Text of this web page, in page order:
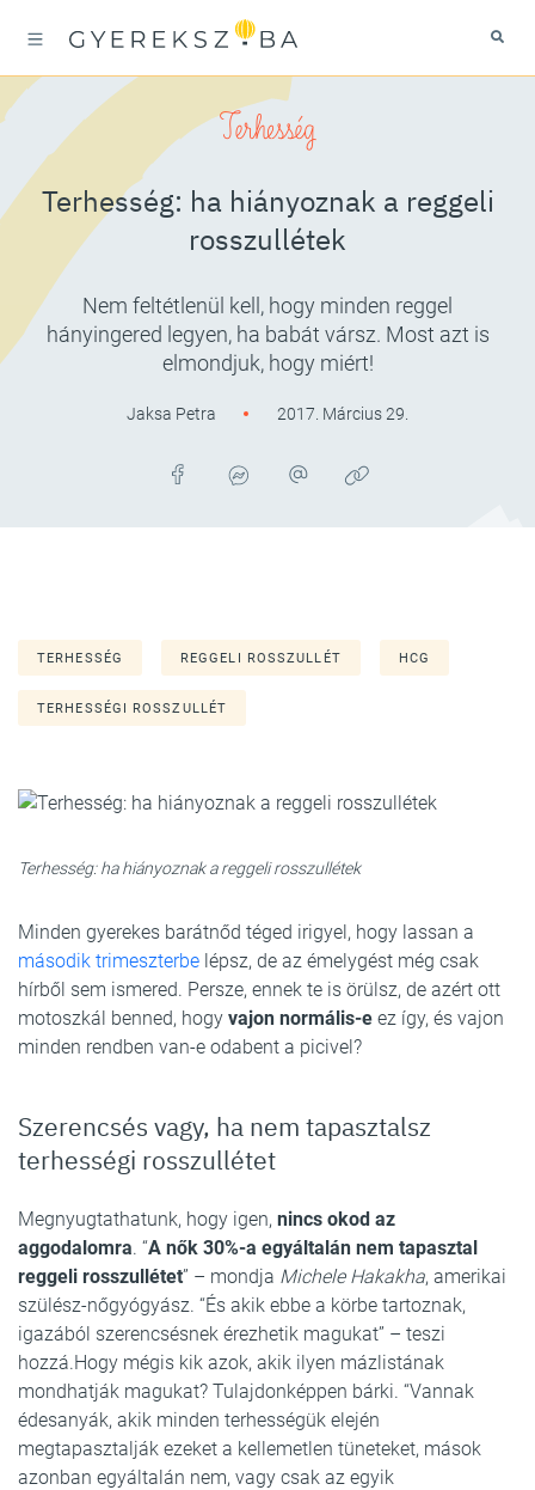
Terhesség
Terhesség: ha hiányoznak a reggeli
rosszullétek
Nem feltétlenül kell, hogy minden reggel
hányingered legyen, ha babát vársz. Most azt is
elmondjuk, hogy miért!
Jaksa Petra 2017. Március 29.
TERHESSÉG REGGELI ROSSZULLÉT HCG
TERHESSÉGI ROSSZULLÉT
Terhesség: ha hiányoznak a reggeli rosszullétek
Minden gyerekes barátnőd téged irigyel, hogy lassan a
második trimeszterbe lépsz, de az émelygést még csak
hírből sem ismered. Persze, ennek te is örülsz, de azért ott
motoszkál benned, hogy vajon normális-e ez így, és vajon
minden rendben van-e odabent a picivel?
Szerencsés vagy, ha nem tapasztalsz
terhességi rosszullétet
Megnyugtathatunk, hogy igen, nincs okod az
aggodalomra. “A nők 30%-a egyáltalán nem tapasztal
reggeli rosszullétet” – mondja Michele Hakakha, amerikai
szülész-nőgyógyász. “És akik ebbe a körbe tartoznak,
igazából szerencsésnek érezhetik magukat” – teszi
hozzá.Hogy mégis kik azok, akik ilyen mázlistának
mondhatják magukat? Tulajdonképpen bárki. “Vannak
édesanyák, akik minden terhességük elején
megtapasztalják ezeket a kellemetlen tüneteket, mások
azonban egyáltalán nem, vagy csak az egyik